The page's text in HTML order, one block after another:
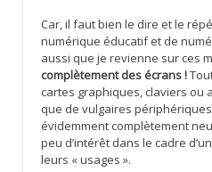
Car, il faut bien le dire et le
numérique éducatif et de
aussi que je revienne sur ces
complètement des écrans !
cartes graphiques, claviers ou
que de vulgaires
évidemment complètement
peu d’intérêt dans le cadre
leurs « usages ».